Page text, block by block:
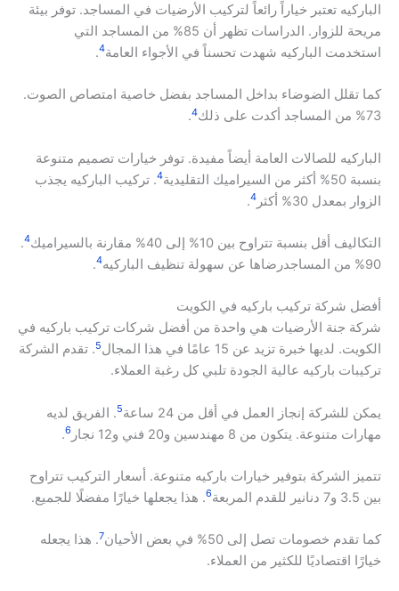
الباركيه تعتبر خياراً رائعاً لتركيب الأرضيات في المساجد. توفر بيئة
مريحة للزوار. الدراسات تظهر أن 85% من المساجد التي
استخدمت الباركيه شهدت تحسناً في الأجواء العامة4
.
كما تقلل الضوضاء بداخل المساجد بفضل خاصية امتصاص الصوت.
73% من المساجد أكدت على ذلك
4
.
الباركيه للصالات العامة أيضاً مفيدة. توفر خيارات تصميم متنوعة
بنسبة 50% أكثر من السيراميك التقليدية
4. تركيب الباركيه يجذب
الزوار بمعدل 30% أكثر
4
.
التكاليف أقل بنسبة تتراوح بين 10% إلى 40% مقارنة بالسيراميك 4
.
90% من المساجدرضاها عن سهولة تنظيف الباركيه
4
.
أفضل شركة تركيب باركيه في الكويت
شركة جنة الأرضيات هي واحدة من أفضل شركات تركيب باركيه في
الكويت. لديها خبرة تزيد عن 15 عامًا في هذا المجال
5. تقدم الشركة
تركيبات باركيه عالية الجودة تلبي كل رغبة العملاء.
يمكن للشركة إنجاز العمل في أقل من 24 ساعة 5. الفريق لديه
مهارات متنوعة. يتكون من 8 مهندسين و20 فني و12 نجار
6
.
تتميز الشركة بتوفير خيارات باركيه متنوعة. أسعار التركيب تتراوح
بين 3.5 و7 دنانير للقدم المربعة
6. هذا يجعلها خيارًا مفضلًا للجميع.
كما تقدم خصومات تصل إلى 50% في بعض الأحيان 7. هذا يجعله
خيارًا اقتصاديًا للكثير من العملاء.